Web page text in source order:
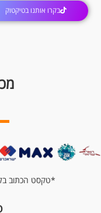
בקרו אותנו בטיקטוק
*טקסט הכתוב